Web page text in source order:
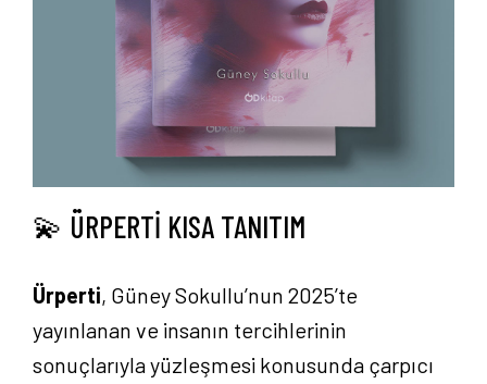
💫 ÜRPERTİ KISA TANITIM
Ürperti, Güney Sokullu’nun 2025’te
yayınlanan ve insanın tercihlerinin
sonuçlarıyla yüzleşmesi konusunda çarpıcı